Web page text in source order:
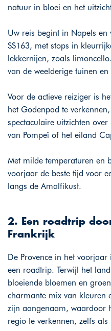
natuur in bloei en het
Uw reis begint in Napels en
SS163, met stops in
lekkernijen, zoals
van de weelderige tuinen
Voor de actieve reiziger is
het Godenpad te
spectaculaire uitzichten
van Pompeï of het eiland
Met milde temperaturen en
voorjaar de beste tijd voor
langs de Amalfikust.
2. Een roadtrip
Frankrijk
De Provence in het
een roadtrip. Terwijl het
bloeiende bloemen en
charmante mix van kleuren
zijn aangenaam, waardoor
regio te verkennen, zelfs als